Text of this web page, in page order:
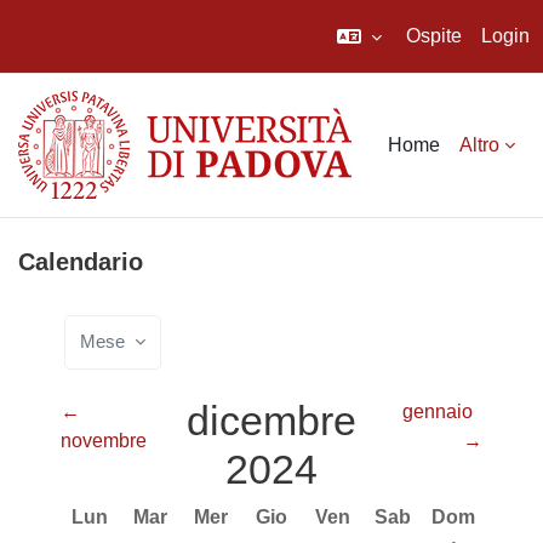
Ospite Login
Home Altro
Calendario
Mese
←
novembre
dicembre
2024
gennaio
→
Lunedi
Lun Martedì
Mar Mercoledì
Mer Giovedì
Gio Venerdì
Ven Sabato
Sab Domenica
Dom